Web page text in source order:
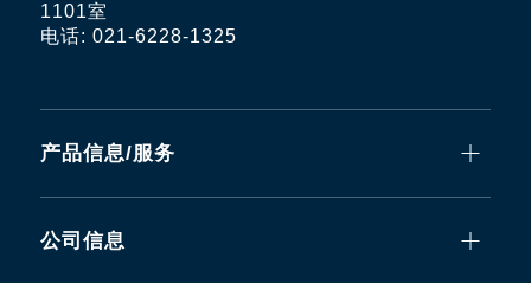
1101室
电话: 021-6228-1325
产品信息/服务
公司信息